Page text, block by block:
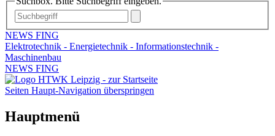
NEWS FING
Elektrotechnik - Energietechnik - Informationstechnik -
Maschinenbau
NEWS FING
Seiten Haupt-Navigation überspringen
Hauptmenü